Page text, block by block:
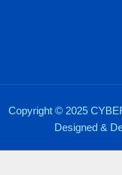
Copyright © 2025
Designed &